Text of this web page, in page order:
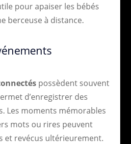
pour apaiser les bébés
berceuse à distance.
possèdent souvent
d’enregistrer des
Les moments mémorables
mots ou rires peuvent
et revécus ultérieurement.